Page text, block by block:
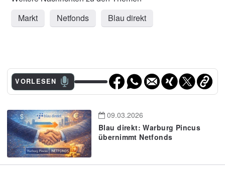
Markt Netfonds Blau direkt
VORLESEN
09.03.2026
Blau direkt: Warburg Pincus
übernimmt Netfonds